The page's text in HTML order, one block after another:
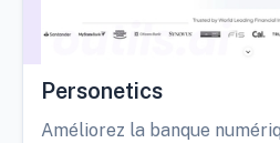
Personetics
Améliorez la banque